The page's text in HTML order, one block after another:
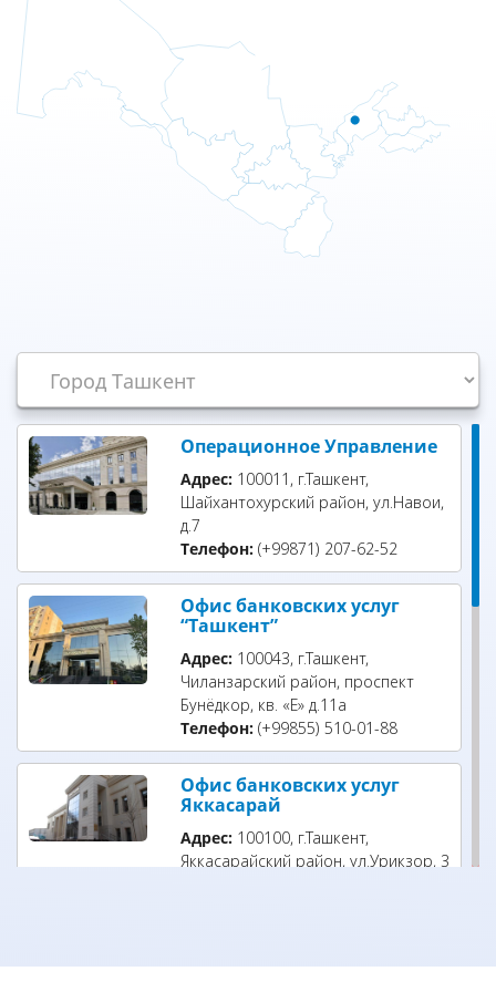
Операционное Управление
Адрес:100011, г.Ташкент,
Шайхантохурский район, ул.Навои,
д.7
Телефон:(+99871) 207-62-52
Офис банковских услуг
“Ташкент”
Адрес:100043, г.Ташкент,
Чиланзарский район, проспект
Бунёдкор, кв. «Е» д.11а
Телефон:(+99855) 510-01-88
Офис банковских услуг
Яккасарай
Адрес:100100, г.Ташкент,
Яккасарайский район, ул.Урикзор, 3
Офис банковских услуг